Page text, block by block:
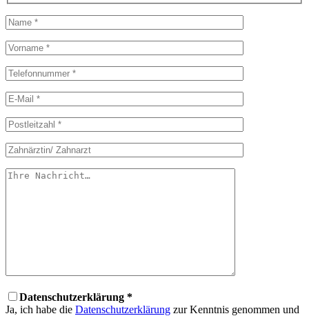
Datenschutzerklärung *
Ja, ich habe die Datenschutzerklärung zur Kenntnis genommen und